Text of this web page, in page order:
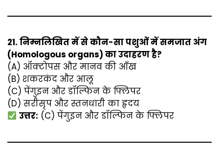
21. निम्नलिखित में से कौन-सा पशुओं में समजात अंग
(Homologous organs) का उदाहरण है?
(A) ऑक्टोपस और मानव की आँख
(B) शकरकंद और आलू
(C) पेंगुइन और डॉल्फिन के फ्लिपर
(D) सरीसृप और स्तनधारी का हृदय
उत्तर: (C) पेंगुइन और डॉल्फिन के फ्लिपर